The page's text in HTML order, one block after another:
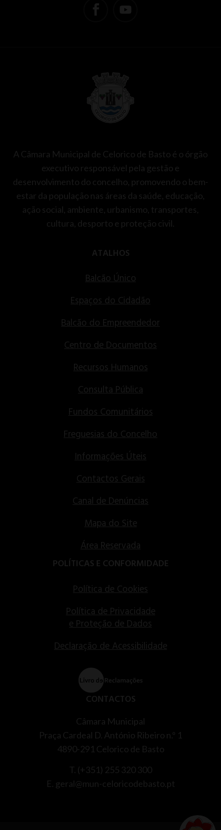
A Câmara Municipal de Celorico de Basto é o órgão
executivo responsável pela gestão e
desenvolvimento do concelho, promovendo o bem-
estar da população nas áreas da saúde, educação,
ação social, ambiente, urbanismo, transportes,
cultura, desporto e proteção civil.
ATALHOS
Balcão Único
Espaços do Cidadão
Balcão do Empreendedor
Centro de Documentos
Recursos Humanos
Consulta Pública
Fundos Comunitários
Freguesias do Concelho
Informações Úteis
Contactos Gerais
Canal de Denúncias
Mapa do Site
Área Reservada
POLÍTICAS E CONFORMIDADE
Política de Cookies
Política de Privacidade
e Proteção de Dados
Declaração de Acessibilidade
CONTACTOS
Câmara Municipal
Praça Cardeal D. António Ribeiro n.º 1
4890-291 Celorico de Basto
T. (+351) 255 320 300
E. geral@mun-celoricodebasto.pt